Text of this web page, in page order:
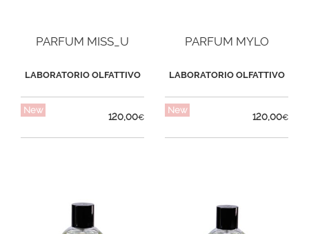
PARFUM MISS_U
LABORATORIO OLFATTIVO
New
120,00€
PARFUM MYLO
LABORATORIO OLFATTIVO
New
120,00€